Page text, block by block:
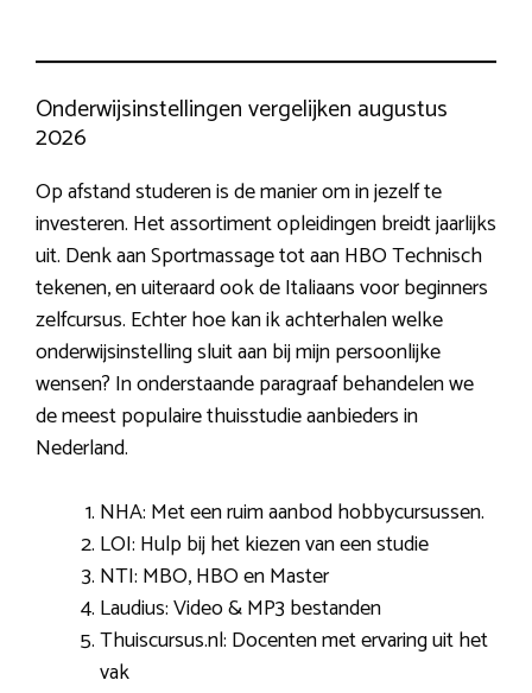
Onderwijsinstellingen vergelijken augustus
2026
Op afstand studeren is de manier om in jezelf te
investeren. Het assortiment opleidingen breidt jaarlijks
uit. Denk aan Sportmassage tot aan HBO Technisch
tekenen, en uiteraard ook de Italiaans voor beginners
zelfcursus. Echter hoe kan ik achterhalen welke
onderwijsinstelling sluit aan bij mijn persoonlijke
wensen? In onderstaande paragraaf behandelen we
de meest populaire thuisstudie aanbieders in
Nederland.
NHA: Met een ruim aanbod hobbycursussen.
LOI: Hulp bij het kiezen van een studie
NTI: MBO, HBO en Master
Laudius: Video & MP3 bestanden
Thuiscursus.nl: Docenten met ervaring uit het
vak